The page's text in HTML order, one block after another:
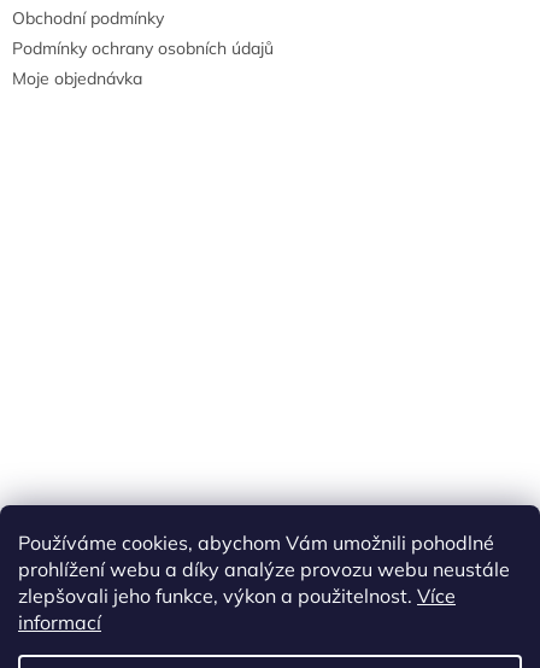
Používáme cookies, abychom Vám umožnili pohodlné
prohlížení webu a díky analýze provozu webu neustále
zlepšovali jeho funkce, výkon a použitelnost. Více
informací
Obchodní podmínky
Podmínky ochrany osobních údajů
Moje objednávka
Tisíce výdejních míst po celé ČR
Vytvořil Shoptet